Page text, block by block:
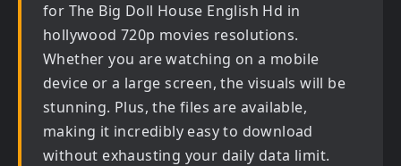
for The Big Doll House English Hd in
hollywood 720p movies resolutions.
Whether you are watching on a mobile
device or a large screen, the visuals will be
stunning. Plus, the files are available,
making it incredibly easy to download
without exhausting your daily data limit.